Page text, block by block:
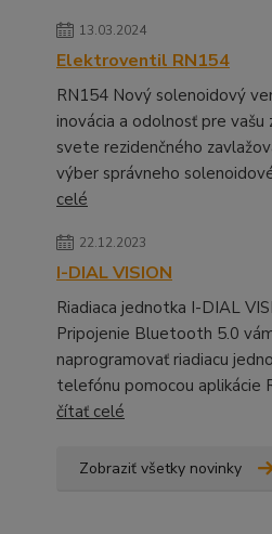
13.03.2024
Elektroventil RN154
RN154 Nový solenoidový
inovácia a odolnosť pre vašu
svete rezidenčného
výber správneho
celé
22.12.2023
I-DIAL VISION
Riadiaca jednotka I-DIAL
Pripojenie Bluetooth 5.0
naprogramovať riadiacu
telefónu pomocou aplikácie
čítať celé
Zobraziť všetky novinky